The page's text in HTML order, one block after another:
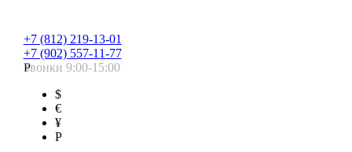
+7 (812) 219-13-01
+7 (902) 557-11-77
Звонки 9:00-15:00
Р
$
€
¥
Р